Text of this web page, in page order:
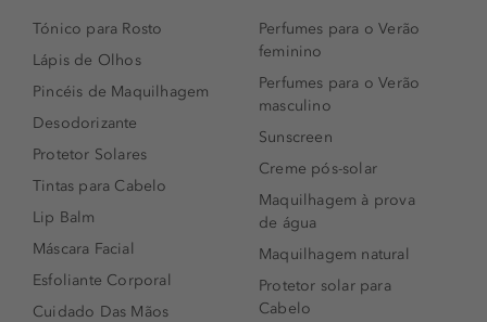
Tónico para Rosto
Lápis de Olhos
Pincéis de Maquilhagem
Desodorizante
Protetor Solares
Tintas para Cabelo
Lip Balm
Máscara Facial
Esfoliante Corporal
Cuidado Das Mãos
Perfumes para o Verão
feminino
Perfumes para o Verão
masculino
Sunscreen
Creme pós-solar
Maquilhagem à prova
de água
Maquilhagem natural
Protetor solar para
Cabelo